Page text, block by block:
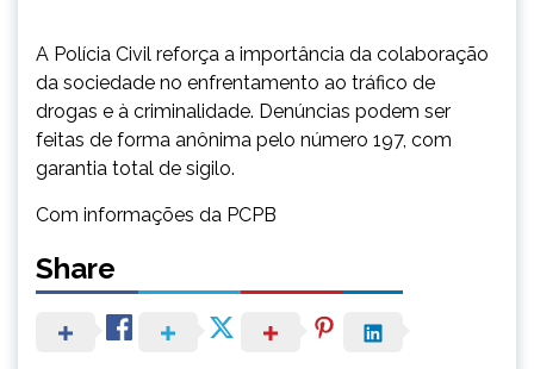
A Polícia Civil reforça a importância da colaboração
da sociedade no enfrentamento ao tráfico de
drogas e à criminalidade. Denúncias podem ser
feitas de forma anônima pelo número 197, com
garantia total de sigilo.
Com informações da PCPB
Share